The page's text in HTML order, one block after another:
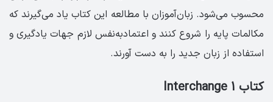
محسوب می‌شود. زبان‌آموزان با مطالعه این کتاب یاد می‌گیرند که
مکالمات پایه را شروع کنند و اعتماد‌به‌نفس لازم جهات یادگیری و
استفاده از زبان جدید را به دست آورند.
کتاب Interchange 1